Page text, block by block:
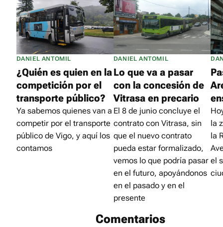
DANIEL ANTOMIL
¿Quién es quien en la
competición por el
transporte público?
Ya sabemos quienes van a
competir por el transporte
público de Vigo, y aquí los
contamos
DANIEL ANTOMIL
Lo que va a pasar
con la concesión de
Vitrasa en precario
El 8 de junio concluye el
contrato con Vitrasa, sin
que el nuevo contrato
pueda estar formalizado,
vemos lo que podría pasar
en el futuro, apoyándonos
en el pasado y en el
presente
la
la
el
Comentarios